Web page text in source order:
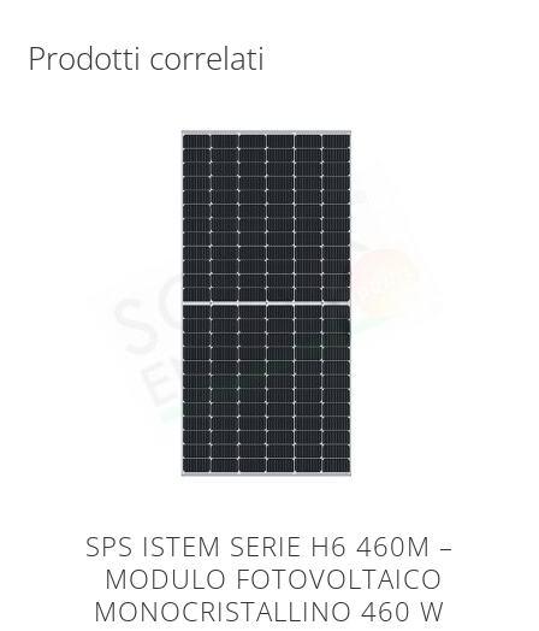
Prodotti correlati
SPS ISTEM SERIE H6 460M –
MODULO FOTOVOLTAICO
MONOCRISTALLINO 460 W